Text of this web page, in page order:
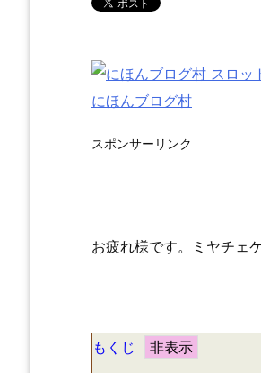
にほんブログ村
スポンサーリンク
お疲れ様です。ミヤチェケ
もくじ